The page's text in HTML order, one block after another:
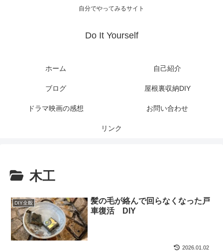
自分でやってみるサイト
Do It Yourself
ホーム 自己紹介
ブログ 屋根裏収納DIY
ドラマ映画の感想 お問い合わせ
リンク
木工
DIY全般
髪の毛が絡んで回らなくなった戸
車復活 DIY
2026.01.02